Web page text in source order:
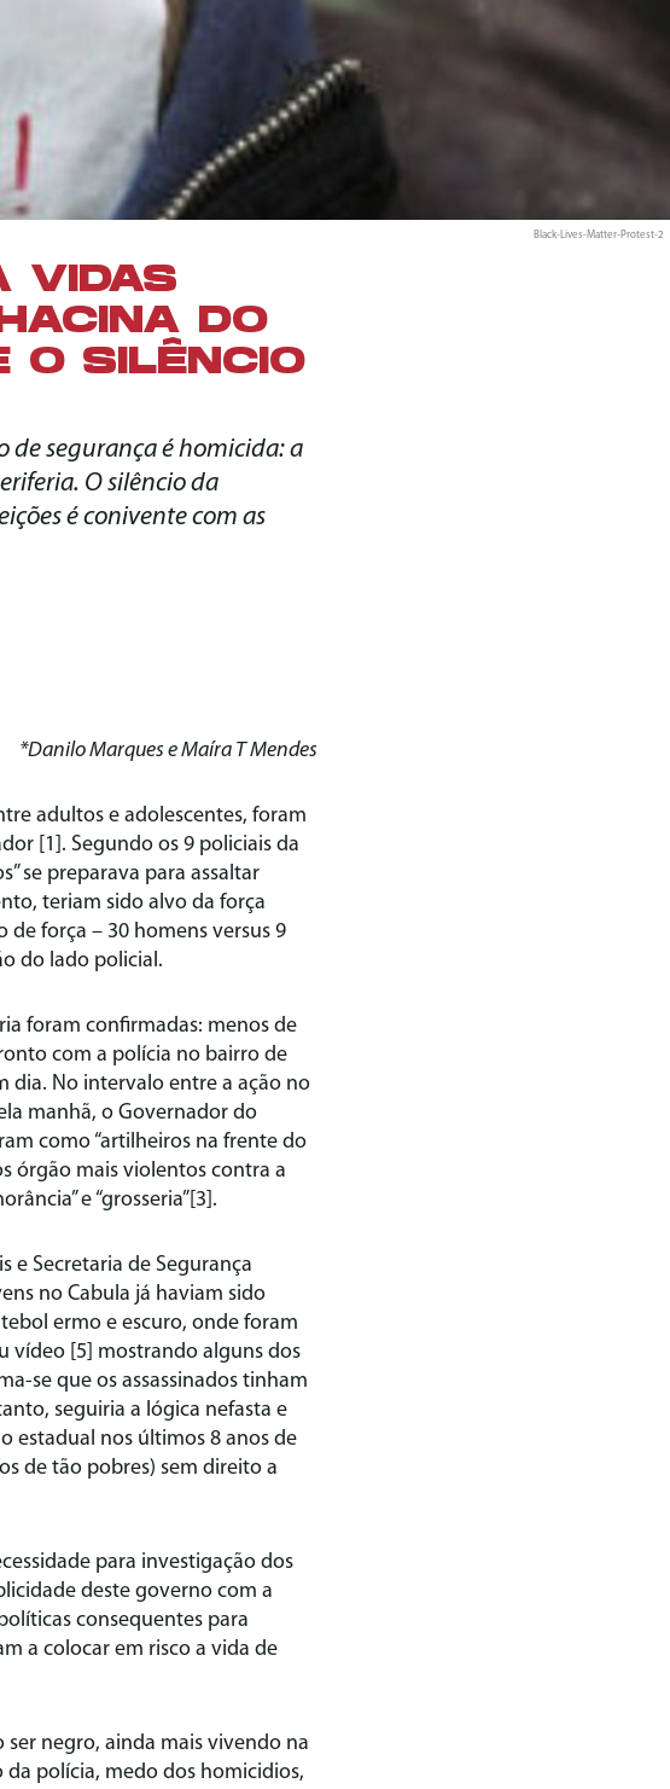
Black-Lives-Matter-Protest-2
VIDAS
DO
O SILÊNCIO
de segurança é homicida: a
O silêncio da
é conivente com as
*Danilo Marques e Maíra T Mendes
adultos e adolescentes, foram
[1]. Segundo os 9 policiais da
se preparava para assaltar
teriam sido alvo da força
de força – 30 homens versus 9
do lado policial.
foram confirmadas: menos de
com a polícia no bairro de
dia. No intervalo entre a ação no
manhã, o Governador do
como “artilheiros na frente do
órgão mais violentos contra a
e “grosseria”[3].
e Secretaria de Segurança
no Cabula já haviam sido
ermo e escuro, onde foram
vídeo [5] mostrando alguns dos
se que os assassinados tinham
seguiria a lógica nefasta e
estadual nos últimos 8 anos de
de tão pobres) sem direito a
para investigação dos
deste governo com a
consequentes para
a colocar em risco a vida de
ser negro, ainda mais vivendo na
da polícia, medo dos homicidios,